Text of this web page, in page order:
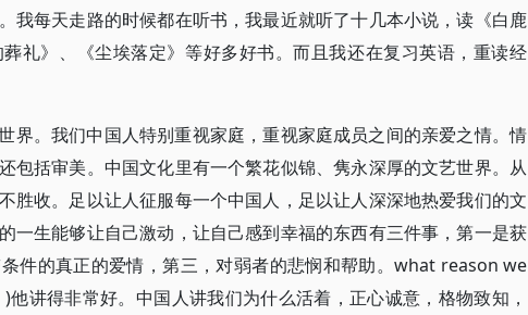
我每天走路的时候都在听书，我最近就听了十几本小说，读《白鹿
礼》、《尘埃落定》等好多好书。而且我还在复习英语，重读经
界。我们中国人特别重视家庭，重视家庭成员之间的亲爱之情。情
包括审美。中国文化里有一个繁花似锦、隽永深厚的文艺世界。从
胜收。足以让人征服每一个中国人，足以让人深深地热爱我们的文
一生能够让自己激动，让自己感到幸福的东西有三件事，第一是获
件的真正的爱情，第三，对弱者的悲悯和帮助。what reason we
讲得非常好。中国人讲我们为什么活着，正心诚意，格物致知，